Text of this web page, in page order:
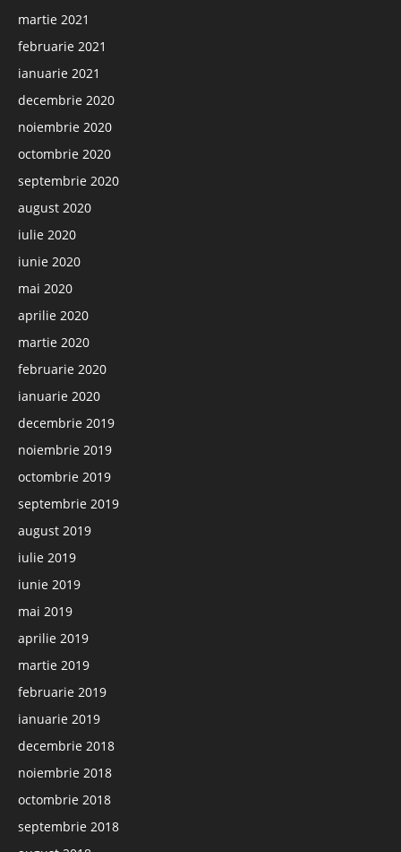
martie 2021
februarie 2021
ianuarie 2021
decembrie 2020
noiembrie 2020
octombrie 2020
septembrie 2020
august 2020
iulie 2020
iunie 2020
mai 2020
aprilie 2020
martie 2020
februarie 2020
ianuarie 2020
decembrie 2019
noiembrie 2019
octombrie 2019
septembrie 2019
august 2019
iulie 2019
iunie 2019
mai 2019
aprilie 2019
martie 2019
februarie 2019
ianuarie 2019
decembrie 2018
noiembrie 2018
octombrie 2018
septembrie 2018